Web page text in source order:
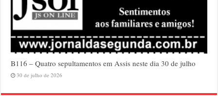
B116 – Quatro sepultamentos em Assis neste dia 30 de julho
30 de julho de 2026